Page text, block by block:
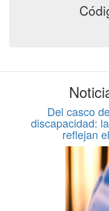
Del casco
discapacidad:
reflejan